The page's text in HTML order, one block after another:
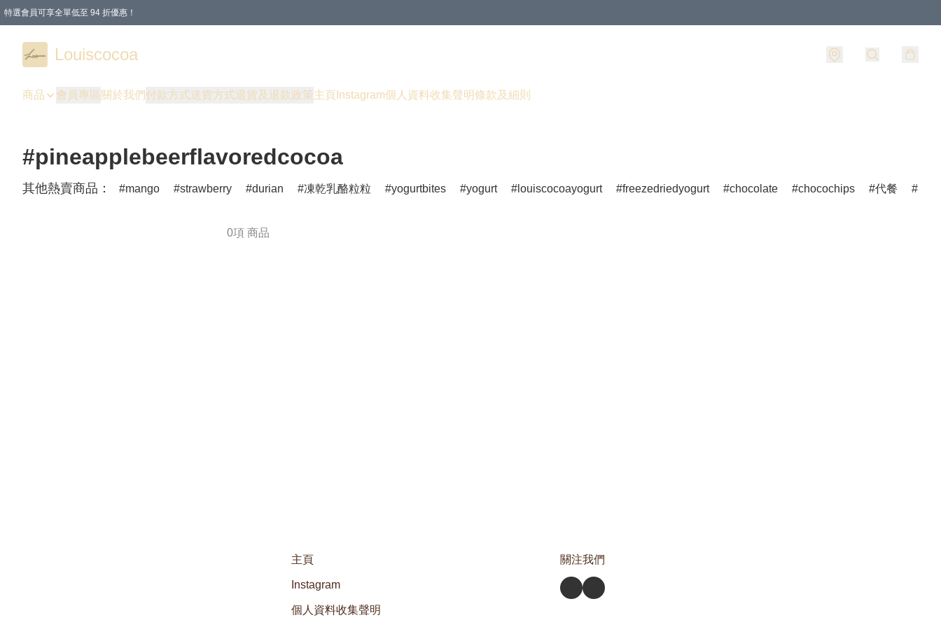
特選會員可享全單低至 94 折優惠！
Louiscocoa
商品 會員專區 關於我們付款方式送貨方式退貨及退款政策主頁 Instagram個人資料收集聲明條款及細則
#pineapplebeerflavoredcocoa
其他熱賣商品： mango strawberry durian 凍乾乳酪粒粒 yogurtbites yogurt louiscocoayogurt freezedriedyogurt chocolate chocochips 代餐
0項 商品
主頁
Instagram
個人資料收集聲明
關注我們